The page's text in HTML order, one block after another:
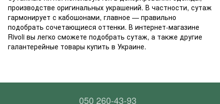
производстве оригинальных украшений. В частности, сутаж
гармонирует с кабошонами, главное — правильно
подобрать сочетающиеся оттенки. В интернет-магазине
Rivoli вы легко сможете подобрать сутаж, а также другие
галантерейные товары купить в Украине.
050 260-43-93